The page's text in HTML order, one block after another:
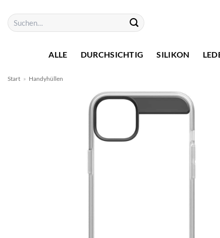
Inhalt
springen
Suchen
nach:
ALLE DURCHSICHTIG SILIKON
Start » Handyhüllen